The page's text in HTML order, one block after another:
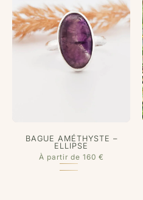
BAGUE AMÉTHYSTE –
ELLIPSE
À partir de 160 €